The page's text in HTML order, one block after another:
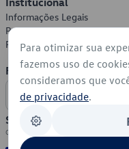
Informações Legais
Política de Privacidade
Política de Cookies
Formas de Pagamento
Segurança
Para otimizar sua
fazemos uso de
consideramos que
de privacidade.